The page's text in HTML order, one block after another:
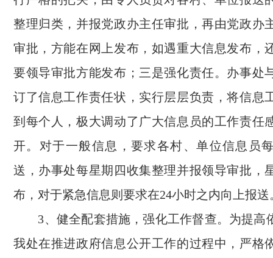
整理归类，并报党政办主任审批，再由党政办
审批，方能在网上发布，如遇重大信息发布，
要领导审批方能发布；三是强化责任。办事处
订了信息工作责任状，实行层层负责，将信息
到每个人，极大调动了广大信息员的工作责任
开。对于一般信息，要求各村、单位信息员
送，办事处每星期四收集整理并报领导审批，
布，对于紧急信息则要求在24小时之内向上报送
3、健全配套措施，强化工作督查。为提高
我处在推进政府信息公开工作的过程中，严格